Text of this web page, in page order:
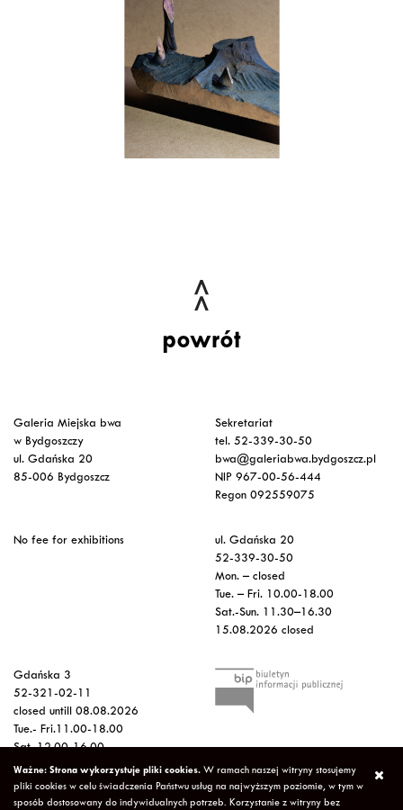
powrót
Galeria Miejska bwa
w Bydgoszczy
ul. Gdańska 20
85-006 Bydgoszcz
Sekretariat
tel. 52-339-30-50
bwa@galeriabwa.bydgoszcz.pl
NIP 967-00-56-444
Regon 092559075
No fee for exhibitions
ul. Gdańska 20
52-339-30-50
Mon. – closed
Tue. – Fri. 10.00-18.00
Sat.-Sun. 11.30–16.30
15.08.2026 closed
Gdańska 3
52-321-02-11
closed untill 08.08.2026
Tue.- Fri.11.00-18.00
Sat. 12.00-16.00
Sun.-Mon. – closed
15.08.2026 closed
Ważne: Strona wykorzystuje pliki cookies. W ramach naszej witryny stosujemy
pliki cookies w celu świadczenia Państwu usług na najwyższym poziomie, w tym w
sposób dostosowany do indywidualnych potrzeb. Korzystanie z witryny bez